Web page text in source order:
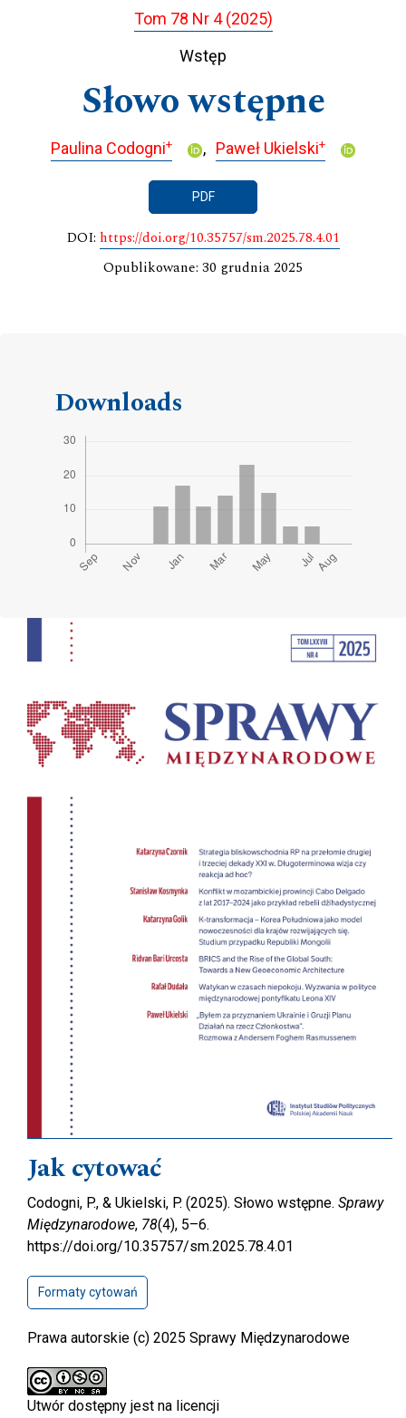
Tom 78 Nr 4 (2025)
Wstęp
Słowo wstępne
Paulina Codogni+ Paweł Ukielski+
PDF
DOI: https://doi.org/10.35757/sm.2025.78.4.01
Opublikowane: 30 grudnia 2025
Downloads
Cover image
Jak cytować
Codogni, P., & Ukielski, P. (2025). Słowo wstępne. Sprawy
Międzynarodowe, 78(4), 5–6.
https://doi.org/10.35757/sm.2025.78.4.01
Formaty cytowań
Prawa autorskie (c) 2025 Sprawy Międzynarodowe
Utwór dostępny jest na licencji